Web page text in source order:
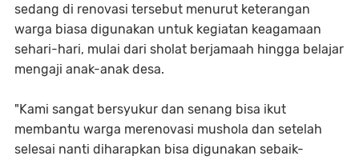
sedang di renovasi tersebut menurut keterangan
warga biasa digunakan untuk kegiatan keagamaan
sehari-hari, mulai dari sholat berjamaah hingga belajar
mengaji anak-anak desa.
"Kami sangat bersyukur dan senang bisa ikut
membantu warga merenovasi mushola dan setelah
selesai nanti diharapkan bisa digunakan sebaik-